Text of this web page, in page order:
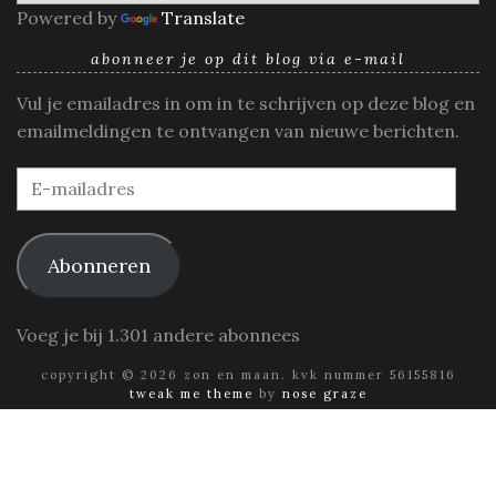
Powered by Translate
abonneer je op dit blog via e-mail
Vul je emailadres in om in te schrijven op deze blog en
emailmeldingen te ontvangen van nieuwe berichten.
E-
mailadres
Abonneren
Voeg je bij 1.301 andere abonnees
copyright © 2026 zon en maan. kvk nummer 56155816
tweak me theme by nose graze